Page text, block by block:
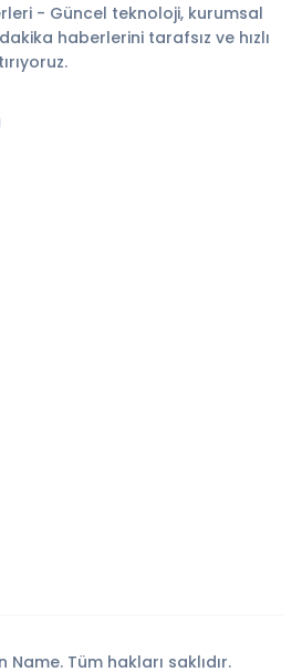
- Güncel teknoloji, kurumsal
haberlerini tarafsız ve hızlı
Tüm hakları saklıdır.